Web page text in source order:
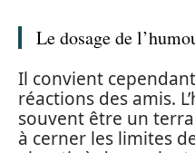
Le dosage de
Il convient
réactions des amis.
souvent être un
à cerner les limites